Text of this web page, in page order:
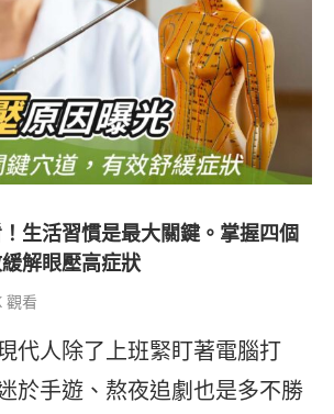
生活習慣是最大關鍵。掌握四個
解眼壓高症狀
觀看
代人除了上班緊盯著電腦打
於手遊、熬夜追劇也是多不勝